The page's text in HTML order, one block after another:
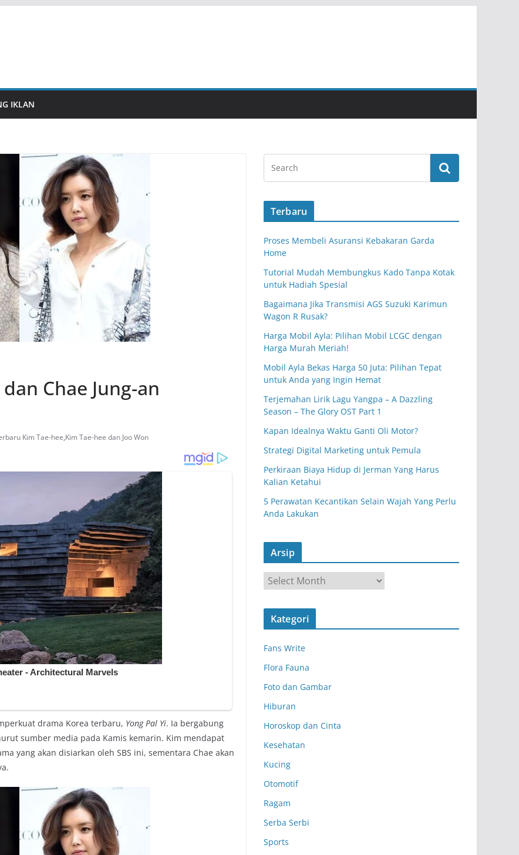
IKLAN
Chae Jung-an
Kim Tae-hee,Kim Tae-hee dan Joo Won
drama Korea terbaru, Yong Pal Yi. Ia bergabung
sumber media pada Kamis kemarin. Kim mendapat
yang akan disiarkan oleh SBS ini, sementara Chae akan
Terbaru
Proses Membeli Asuransi Kebakaran Garda
Home
Tutorial Mudah Membungkus Kado Tanpa Kotak
untuk Hadiah Spesial
Bagaimana Jika Transmisi AGS Suzuki Karimun
Wagon R Rusak?
Harga Mobil Ayla: Pilihan Mobil LCGC dengan
Harga Murah Meriah!
Mobil Ayla Bekas Harga 50 Juta: Pilihan Tepat
untuk Anda yang Ingin Hemat
Terjemahan Lirik Lagu Yangpa – A Dazzling
Season – The Glory OST Part 1
Kapan Idealnya Waktu Ganti Oli Motor?
Strategi Digital Marketing untuk Pemula
Perkiraan Biaya Hidup di Jerman Yang Harus
Kalian Ketahui
5 Perawatan Kecantikan Selain Wajah Yang Perlu
Anda Lakukan
Arsip
r
s
Kategori
Fans Write
Flora Fauna
Foto dan Gambar
Hiburan
Horoskop dan Cinta
Kesehatan
Kucing
Otomotif
Ragam
Serba Serbi
Sports